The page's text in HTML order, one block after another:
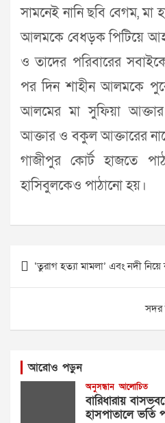
সামনেই নানি ছবি বেগম, মা
আলমকে বেধড়ক পিটিয়ে
ও তাদের পরিবারের
পর দিন শাহীন আলমকে
আলমের মা সুফিয়া
আক্তার ও বকুল আক্তারের
গাজীপুর কোর্ট হাজতে
হাসিবুলকেও পাঠানো হয়।
Post
navigation
‘তুরাগ হত্যা মামলা’ এবং নদী
সদর
আরোও পড়ুন
অনুসন্ধান আলোচিত
বারিধারায়
হাসপাতালে ভর্তি